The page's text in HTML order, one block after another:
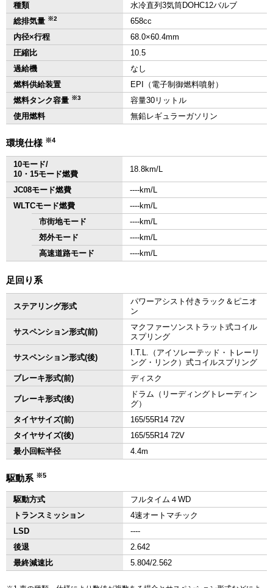
種類
水冷直列3気筒DOHC12バルブ
総排気量 ※2
658cc
内径×行程
68.0×60.4mm
圧縮比
10.5
過給機
なし
燃料供給装置
EPI（電子制御燃料噴射）
燃料タンク容量 ※3
容量30リットル
使用燃料
無鉛レギュラーガソリン
環境仕様 ※4
10モード/
10・15モード燃費
18.8km/L
JC08モード燃費
‐‐‐‐km/L
WLTCモード燃費
‐‐‐‐km/L
市街地モード
‐‐‐‐km/L
郊外モード
‐‐‐‐km/L
高速道路モード
‐‐‐‐km/L
足回り系
ステアリング形式
パワーアシスト付きラック＆ピニオ
ン
サスペンション形式(前)
マクファーソンストラット式コイル
スプリング
サスペンション形式(後)
I.T.L.（アイソレーテッド・トレーリ
ング・リンク）式コイルスプリング
ブレーキ形式(前)
ディスク
ブレーキ形式(後)
ドラム（リーディングトレーディン
グ）
タイヤサイズ(前)
165/55R14 72V
タイヤサイズ(後)
165/55R14 72V
最小回転半径
4.4m
駆動系 ※5
駆動方式
フルタイム４WD
トランスミッション
4速オートマチック
LSD
‐‐‐‐
後退
2.642
最終減速比
5.804/2.562